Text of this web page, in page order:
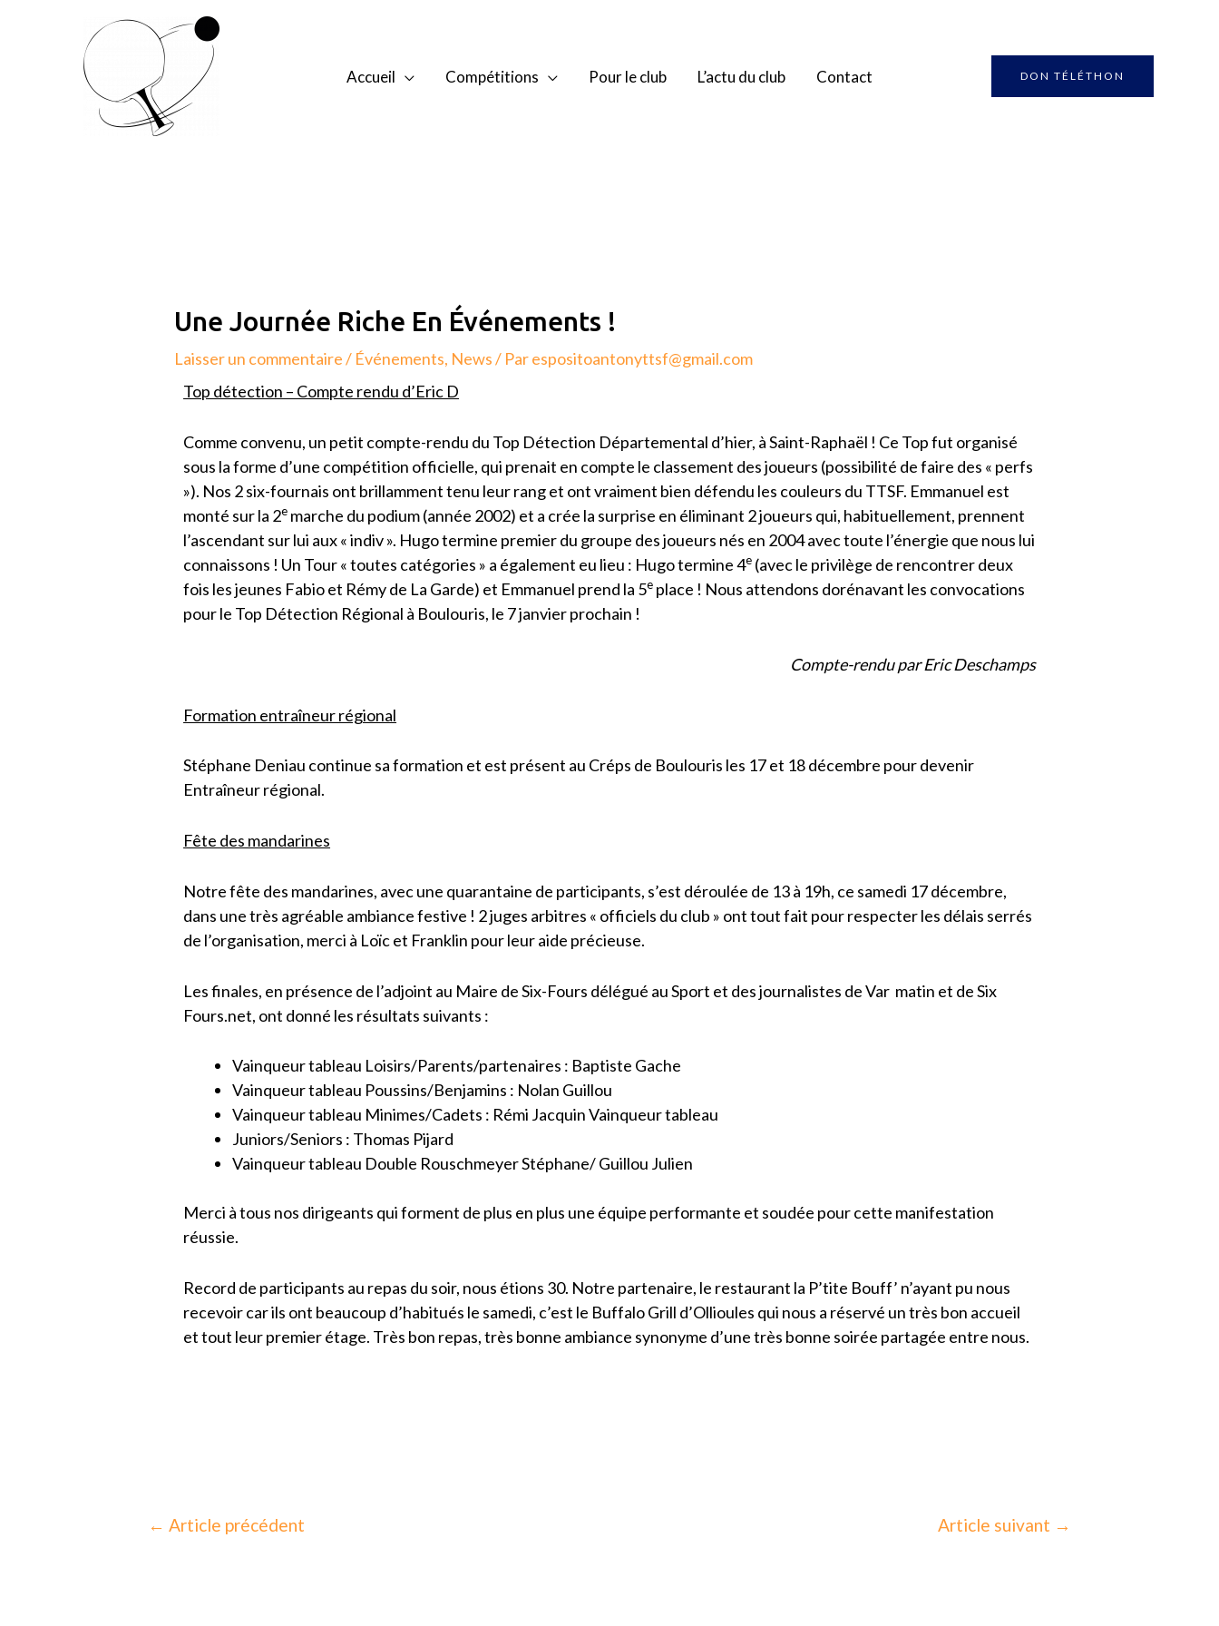
Accueil Compétitions Pour le club L’actu du club Contact DON TÉLÉTHON
Une Journée Riche En Événements !
Laisser un commentaire/ Événements, News/ Parespositoantonyttsf@gmail.com
Top détection – Compte rendu d’Eric D
Comme convenu, un petit compte-rendu du Top Détection Départemental d’hier, à Saint-Raphaël ! Ce Top fut organisé
sous la forme d’une compétition officielle, qui prenait en compte le classement des joueurs (possibilité de faire des « perfs
»). Nos 2 six-fournais ont brillamment tenu leur rang et ont vraiment bien défendu les couleurs du TTSF. Emmanuel est
monté sur la 2e marche du podium (année 2002) et a crée la surprise en éliminant 2 joueurs qui, habituellement, prennent
l’ascendant sur lui aux « indiv ». Hugo termine premier du groupe des joueurs nés en 2004 avec toute l’énergie que nous lui
connaissons ! Un Tour « toutes catégories » a également eu lieu : Hugo termine 4e (avec le privilège de rencontrer deux
fois les jeunes Fabio et Rémy de La Garde) et Emmanuel prend la 5e place ! Nous attendons dorénavant les convocations
pour le Top Détection Régional à Boulouris, le 7 janvier prochain !
Compte-rendu par Eric Deschamps
Formation entraîneur régional
Stéphane Deniau continue sa formation et est présent au Créps de Boulouris les 17 et 18 décembre pour devenir
Entraîneur régional.
Fête des mandarines
Notre fête des mandarines, avec une quarantaine de participants, s’est déroulée de 13 à 19h, ce samedi 17 décembre,
dans une très agréable ambiance festive ! 2 juges arbitres « officiels du club » ont tout fait pour respecter les délais serrés
de l’organisation, merci à Loïc et Franklin pour leur aide précieuse.
Les finales, en présence de l’adjoint au Maire de Six-Fours délégué au Sport et des journalistes de Var matin et de Six
Fours.net, ont donné les résultats suivants :
Vainqueur tableau Loisirs/Parents/partenaires : Baptiste Gache
Vainqueur tableau Poussins/Benjamins : Nolan Guillou
Vainqueur tableau Minimes/Cadets : Rémi Jacquin Vainqueur tableau
Juniors/Seniors : Thomas Pijard
Vainqueur tableau Double Rouschmeyer Stéphane/ Guillou Julien
Merci à tous nos dirigeants qui forment de plus en plus une équipe performante et soudée pour cette manifestation
réussie.
Record de participants au repas du soir, nous étions 30. Notre partenaire, le restaurant la P’tite Bouff’ n’ayant pu nous
recevoir car ils ont beaucoup d’habitués le samedi, c’est le Buffalo Grill d’Ollioules qui nous a réservé un très bon accueil
et tout leur premier étage. Très bon repas, très bonne ambiance synonyme d’une très bonne soirée partagée entre nous.
← Article précédent Article suivant →